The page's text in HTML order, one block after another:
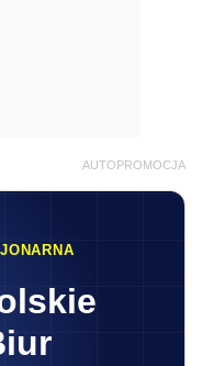
AUTOPROMOCJA